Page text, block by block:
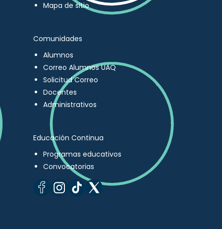
Mapa de sitio
Comunidades
Alumnos
Correo Alumnos UAQ
Solicitud Correo
Docentes
Administrativos
Educación Continua
Programas educativos
Convocatorias